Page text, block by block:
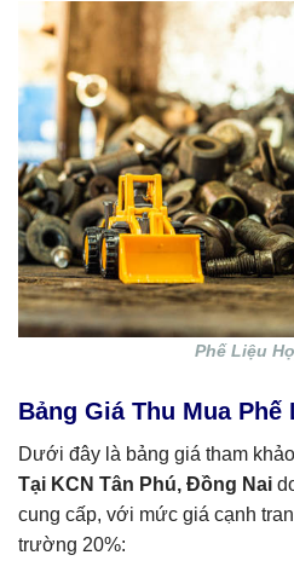
Phế Liệu
Bảng Giá Thu Mua Phế
Dưới đây là bảng giá tham
Tại KCN Tân Phú, Đồng Nai
cung cấp, với mức giá cạnh
trường 20%: